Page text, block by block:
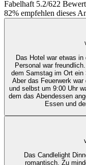
Fabelhaft 5.2/622
82% empfehlen dieses
Das Hotel war etwas
Personal war
dem Samstag im Ort ein
Aber das Feuerwerk
und selbst um 9:00 Uhr
dem das Abendessen
Essen und
Das Candlelight
romantisch. Zu